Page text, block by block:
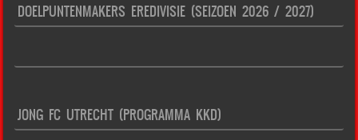
DOELPUNTENMAKERS EREDIVISIE (SEIZOEN 2026 / 2027)
JONG FC UTRECHT (PROGRAMMA KKD)